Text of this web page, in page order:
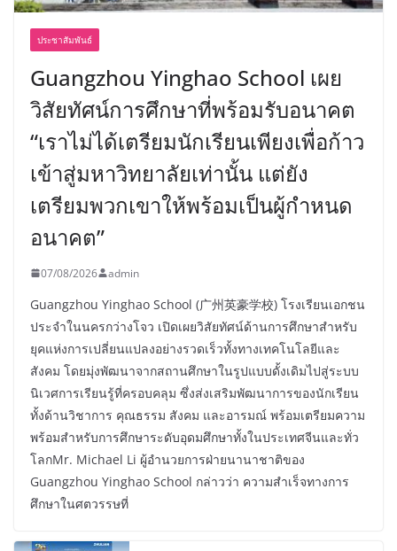
ประชาสัมพันธ์
Guangzhou Yinghao School เผย
วิสัยทัศน์การศึกษาที่พร้อมรับอนาคต
“เราไม่ได้เตรียมนักเรียนเพียงเพื่อก้าว
เข้าสู่มหาวิทยาลัยเท่านั้น แต่ยัง
เตรียมพวกเขาให้พร้อมเป็นผู้กำหนด
อนาคต”
07/08/2026 admin
Guangzhou Yinghao School (广州英豪学校) โรงเรียนเอกชน
ประจำในนครกว่างโจว เปิดเผยวิสัยทัศน์ด้านการศึกษาสำหรับ
ยุคแห่งการเปลี่ยนแปลงอย่างรวดเร็วทั้งทางเทคโนโลยีและ
สังคม โดยมุ่งพัฒนาจากสถานศึกษาในรูปแบบดั้งเดิมไปสู่ระบบ
นิเวศการเรียนรู้ที่ครอบคลุม ซึ่งส่งเสริมพัฒนาการของนักเรียน
ทั้งด้านวิชาการ คุณธรรม สังคม และอารมณ์ พร้อมเตรียมความ
พร้อมสำหรับการศึกษาระดับอุดมศึกษาทั้งในประเทศจีนและทั่ว
โลกMr. Michael Li ผู้อำนวยการฝ่ายนานาชาติของ
Guangzhou Yinghao School กล่าวว่า ความสำเร็จทางการ
ศึกษาในศตวรรษที่